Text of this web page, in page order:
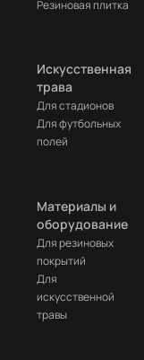
Резиновая плитка
Искусственная
трава
Для стадионов
Для футбольных
полей
Материалы и
оборудование
Для резиновых
покрытий
Для
искусственной
травы